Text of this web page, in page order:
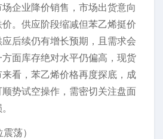
企业降价销售，市场出货意向
。供应阶段缩减但苯乙烯挺价
后续仍有增长预期，且需求会
面库存绝对水平仍偏高，现货
看，苯乙烯价格再度探底，成
势试空操作，需密切关注盘面
荡）